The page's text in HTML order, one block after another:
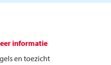
informatie
en toezicht